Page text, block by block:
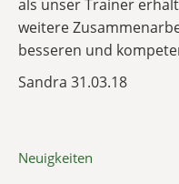
als unser Trainer
weitere
besseren und
Sandra 31.03.18
Neuigkeiten